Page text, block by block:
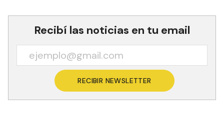
Recibí las noticias en tu email
RECIBIR NEWSLETTER